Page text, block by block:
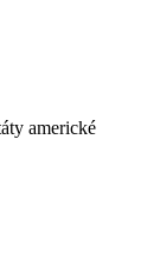
americké